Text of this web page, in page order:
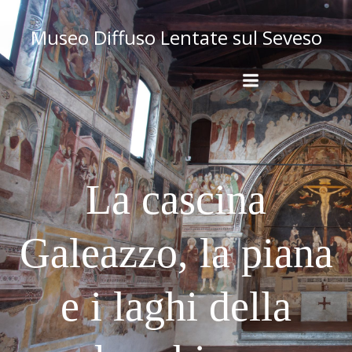
Museo Diffuso Lentate sul Seveso
La cascina
Galeazzo, la piana
e i laghi della